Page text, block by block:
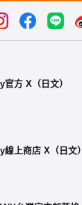
方 X（日文）
上商店 X（日文）